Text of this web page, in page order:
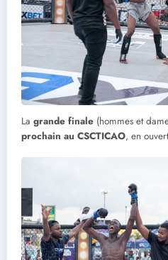
La grande finale (hommes et
prochain au CSCTICAO, en